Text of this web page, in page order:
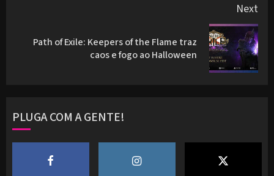
Next
NextPath of Exile: Keepers of the Flame traz
caos e fogo ao Halloween
PLUGA COM A GENTE!